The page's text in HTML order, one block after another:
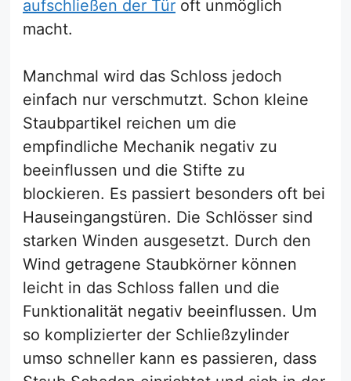
aufschließen der Tür oft unmöglich
macht.
Manchmal wird das Schloss jedoch
einfach nur verschmutzt. Schon kleine
Staubpartikel reichen um die
empfindliche Mechanik negativ zu
beeinflussen und die Stifte zu
blockieren. Es passiert besonders oft bei
Hauseingangstüren. Die Schlösser sind
starken Winden ausgesetzt. Durch den
Wind getragene Staubkörner können
leicht in das Schloss fallen und die
Funktionalität negativ beeinflussen. Um
so komplizierter der Schließzylinder
umso schneller kann es passieren, dass